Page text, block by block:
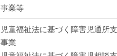
事業等
児童福祉法に基づく障害児通所
事業